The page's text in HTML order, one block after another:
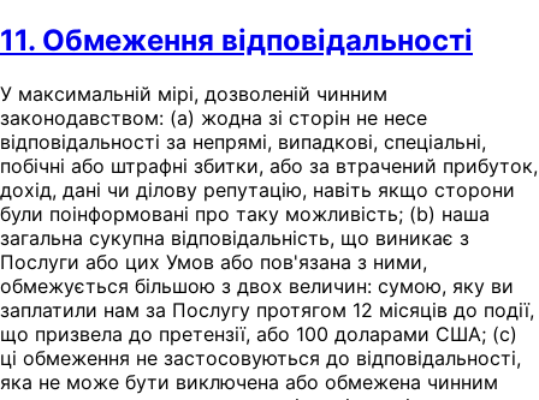
11. Обмеження відповідальності
У максимальній мірі, дозволеній чинним
законодавством: (a) жодна зі сторін не несе
відповідальності за непрямі, випадкові, спеціальні,
побічні або штрафні збитки, або за втрачений прибуток,
дохід, дані чи ділову репутацію, навіть якщо сторони
були поінформовані про таку можливість; (b) наша
загальна сукупна відповідальність, що виникає з
Послуги або цих Умов або пов'язана з ними,
обмежується більшою з двох величин: сумою, яку ви
заплатили нам за Послугу протягом 12 місяців до події,
що призвела до претензії, або 100 доларами США; (c)
ці обмеження не застосовуються до відповідальності,
яка не може бути виключена або обмежена чинним